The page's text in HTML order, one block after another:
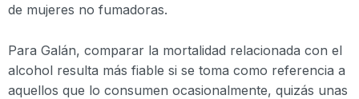
de mujeres no fumadoras.
Para Galán, comparar la mortalidad relacionada con el
alcohol resulta más fiable si se toma como referencia a
aquellos que lo consumen ocasionalmente, quizás unas